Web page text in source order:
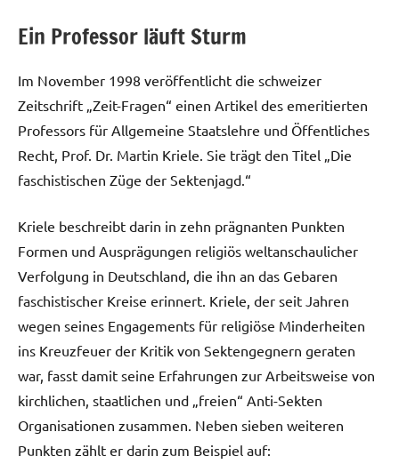
Ein Professor läuft Sturm
Im November 1998 veröffentlicht die schweizer
Zeitschrift „Zeit-Fragen“ einen Artikel des emeritierten
Professors für Allgemeine Staatslehre und Öffentliches
Recht, Prof. Dr. Martin Kriele. Sie trägt den Titel „Die
faschistischen Züge der Sektenjagd.“
Kriele beschreibt darin in zehn prägnanten Punkten
Formen und Ausprägungen religiös weltanschaulicher
Verfolgung in Deutschland, die ihn an das Gebaren
faschistischer Kreise erinnert. Kriele, der seit Jahren
wegen seines Engagements für religiöse Minderheiten
ins Kreuzfeuer der Kritik von Sektengegnern geraten
war, fasst damit seine Erfahrungen zur Arbeitsweise von
kirchlichen, staatlichen und „freien“ Anti-Sekten
Organisationen zusammen. Neben sieben weiteren
Punkten zählt er darin zum Beispiel auf: